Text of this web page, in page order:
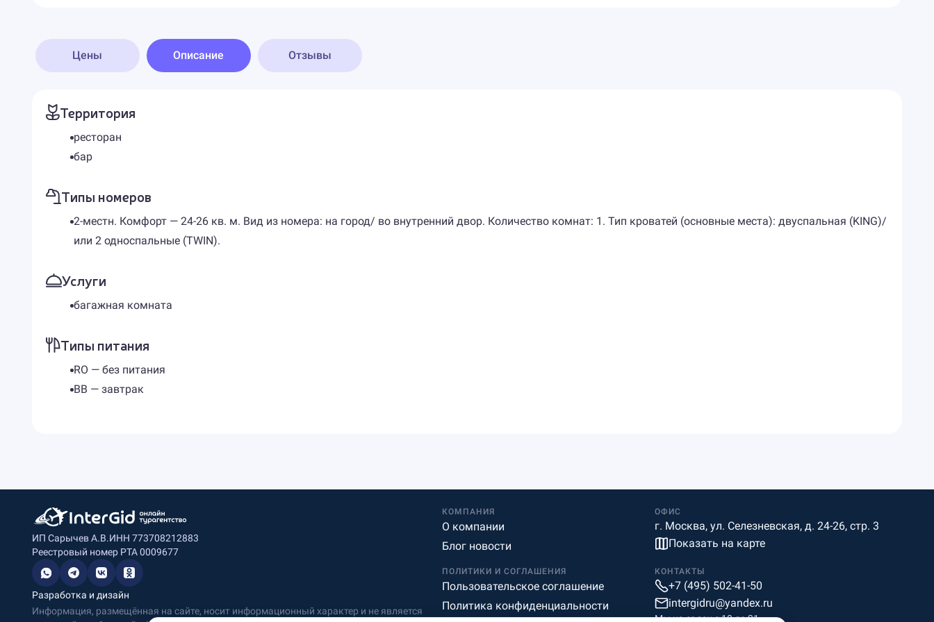
Цены Описание Отзывы
Территория
ресторан
бар
Типы номеров
2-местн. Комфорт — 24-26 кв. м. Вид из номера: на город/ во внутренний двор. Количество комнат: 1. Тип кроватей (основные места): двуспальная (KING)/
или 2 односпальные (TWIN).
Услуги
багажная комната
Типы питания
RO — без питания
BB — завтрак
ИП Сарычев А.В.ИНН 773708212883
Реестровый номер РТА 0009677
Разработка и дизайн
Информация, размещённая на сайте, носит информационный характер и не является
КОМПАНИЯ
О компании
Блог новости
ОФИС
г. Москва, ул. Селезневская, д. 24-26, стр. 3
Показать на карте
ПОЛИТИКИ И СОГЛАШЕНИЯ
Пользовательское соглашение
Политика конфиденциальности
КОНТАКТЫ
+7 (495) 502-41-50
intergidru@yandex.ru
Мы на связи c 10 до 21